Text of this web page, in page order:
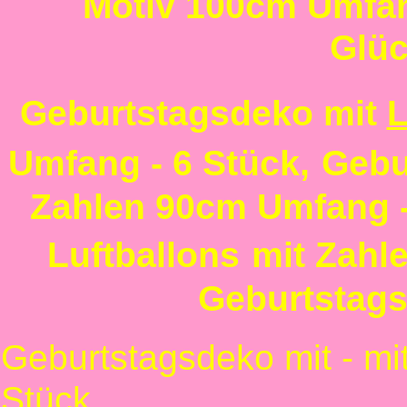
Geburtstagsdeko mit
Umfang - 6 Stück,
Zahlen 90cm
Luftballons mit
Geburtstagsdeko mit -